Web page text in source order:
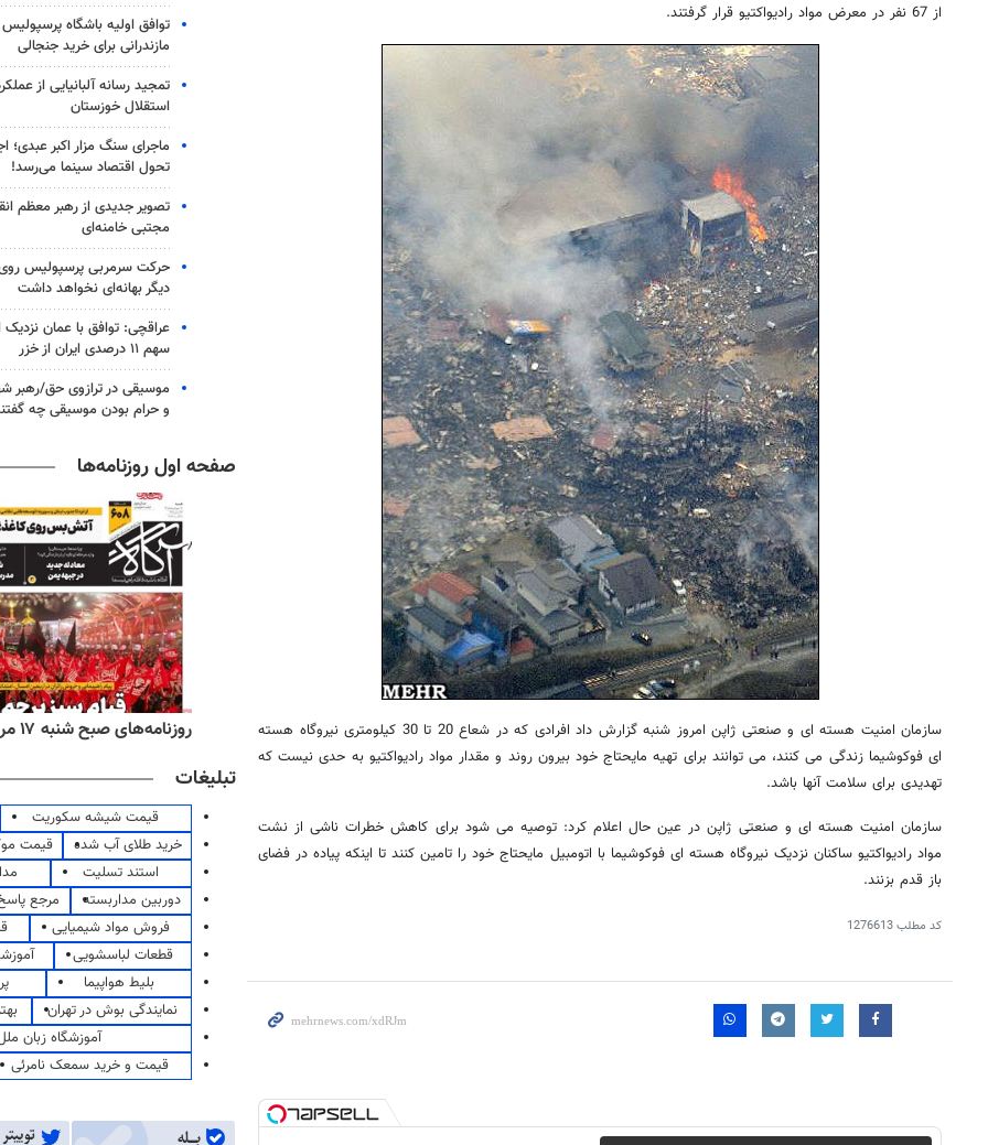
از 67 نفر در معرض مواد رادیواکتیو قرار گرفتند.
سازمان امنیت هسته ای و صنعتی ژاپن امروز شنبه گزارش داد افرادی که در شعاع 20 تا 30 کیلومتری نیروگاه هسته
ای فوکوشیما زندگی می کنند، می توانند برای تهیه مایحتاج خود بیرون روند و مقدار مواد رادیواکتیو به حدی نیست که
تهدیدی برای سلامت آنها باشد.
سازمان امنیت هسته ای و صنعتی ژاپن در عین حال اعلام کرد: توصیه می شود برای کاهش خطرات ناشی از نشت
مواد رادیواکتیو ساکنان نزدیک نیروگاه هسته ای فوکوشیما با اتومبیل مایحتاج خود را تامین کنند تا اینکه پیاده در فضای
باز قدم بزنند.
کد مطلب1276613
توافق اولیه باشگاه
مازندرانی برای خرید جنجالی
تمجید رسانه آلبانیایی از
استقلال خوزستان
ماجرای سنگ مزار اکبر عبدی؛
تحول اقتصاد سینما می‌رسد!
تصویر جدیدی از رهبر معظم
مجتبی خامنه‌ای
حرکت سرمربی پرسپولیس روی
دیگر بهانه‌ای نخواهد داشت
عراقچی: توافق با عمان
سهم ۱۱ درصدی ایران از خزر
موسیقی در ترازوی حق/رهبر
و حرام بودن موسیقی چه
صفحه اول روزنامه‌ها
روزنامه‌های اقتصادی شنبه ۱۷ مرداد ۱۴۰۵ روزنامه‌های ورزشی شنبه ۱۷ مرداد ۱۴۰۵ روزنامه‌های صبح شنبه ۱۷ مرداد ۱۴۰۵
تبلیغات
قیمت شیشه سکوریت
خرید طلای آب شده
قیمت
استند تسلیت
دوربین مداربسته
مرجع
فروش مواد شیمیایی
قطعات لباسشویی
بلیط هواپیما
نمایندگی بوش در تهران
آموزشگاه زبان
قیمت و خرید سمعک نامرئی